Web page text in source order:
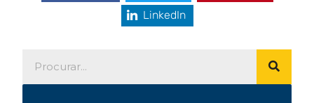
LinkedIn